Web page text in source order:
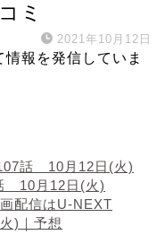
ミ
2021年10月12日
報を発信していま
話 10月12日(火)
10月12日(火)
配信はU-NEXT
)｜予想